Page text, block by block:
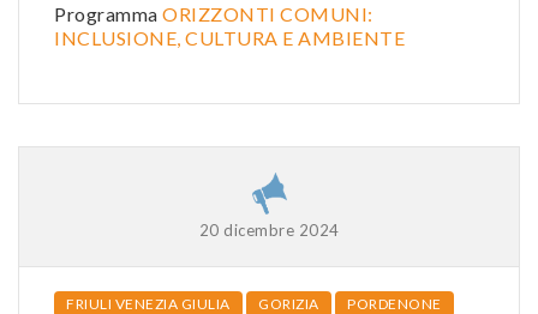
Programma ORIZZONTI COMUNI:
INCLUSIONE, CULTURA E AMBIENTE
20 dicembre 2024
FRIULI VENEZIA GIULIA GORIZIA
PORDENONE